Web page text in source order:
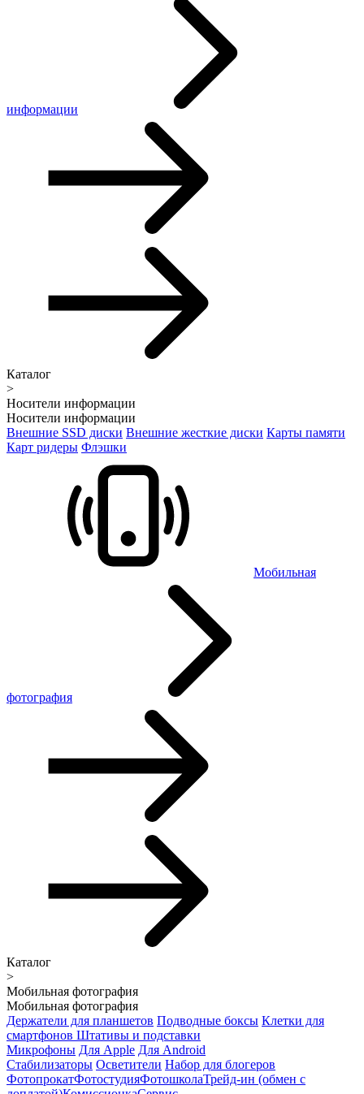
информации
Каталог
>
Носители информации
Носители информации
Внешние SSD диски Внешние жесткие диски Карты памяти
Карт ридеры Флэшки
Мобильная
фотография
Каталог
>
Мобильная фотография
Мобильная фотография
Держатели для планшетов Подводные боксы Клетки для
смартфонов Штативы и подставки
Микрофоны Для Apple Для Android
Стабилизаторы Осветители Набор для блогеров
ФотопрокатФотостудияФотошколаТрейд-ин (обмен с